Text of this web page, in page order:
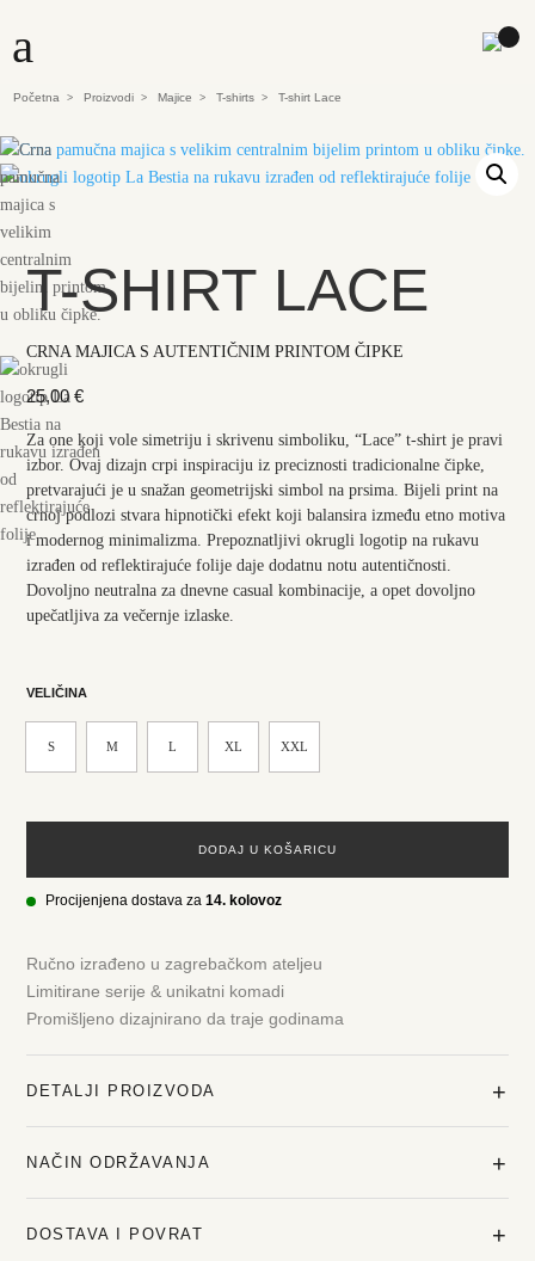
a
Početna > Proizvodi > Majice > T-shirts > T-shirt Lace
T-SHIRT LACE
CRNA MAJICA S AUTENTIČNIM PRINTOM ČIPKE
25,00€
Za one koji vole simetriju i skrivenu simboliku, “Lace” t-shirt je pravi
izbor. Ovaj dizajn crpi inspiraciju iz preciznosti tradicionalne čipke,
pretvarajući je u snažan geometrijski simbol na prsima. Bijeli print na
crnoj podlozi stvara hipnotički efekt koji balansira između etno motiva
i modernog minimalizma. Prepoznatljivi okrugli logotip na rukavu
izrađen od reflektirajuće folije daje dodatnu notu autentičnosti.
Dovoljno neutralna za dnevne casual kombinacije, a opet dovoljno
upečatljiva za večernje izlaske.
VELIČINA
S M L XL XXL
DODAJ U KOŠARICU
Procijenjena dostava za14. kolovoz
Ručno izrađeno u zagrebačkom ateljeu
Limitirane serije & unikatni komadi
Promišljeno dizajnirano da traje godinama
DETALJI PROIZVODA +
NAČIN ODRŽAVANJA +
DOSTAVA I POVRAT +